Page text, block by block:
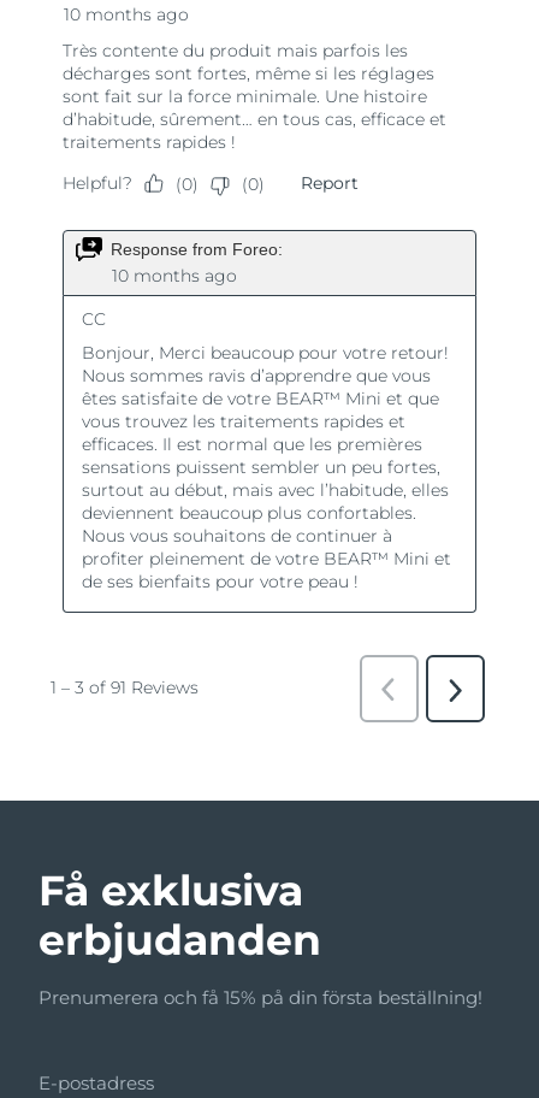
Få exklusiva
erbjudanden
Prenumerera och få 15% på din första beställning!
E-postadress